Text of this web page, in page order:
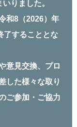
りました。
和8（2026）年
了することとな
意⾒交換、プロ
した様々な取り
ご参加・ご協⼒